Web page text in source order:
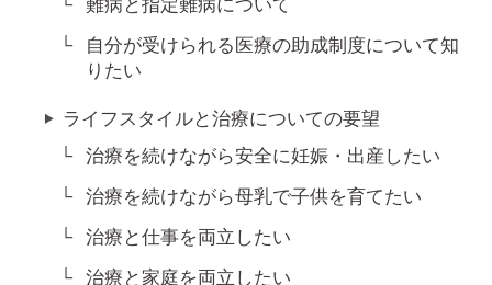
自分が受けられる医療の助成制度について知
りたい
ライフスタイルと治療についての要望
治療を続けながら安全に妊娠・出産したい
治療を続けながら母乳で子供を育てたい
治療と仕事を両立したい
治療と家庭を両立したい